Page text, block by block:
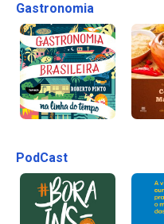
Gastronomia
PodCast